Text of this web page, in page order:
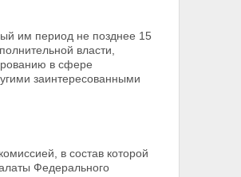
им период не позднее 15
власти,
в сфере
заинтересованными
в состав которой
Федерального